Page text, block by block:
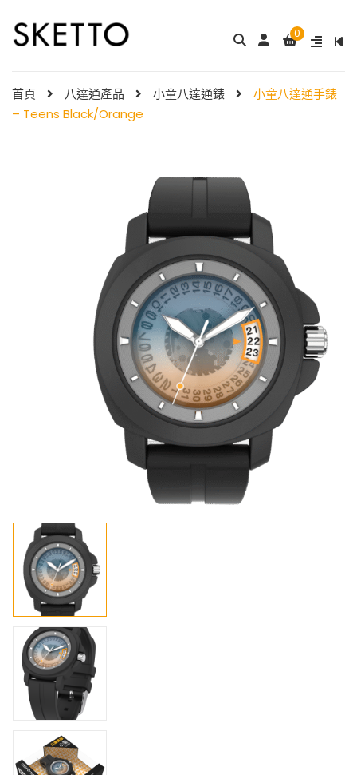
0
首頁 八達通產品 小童八達通錶
小童八達通手錶
– Teens Black/Orange
$ 288.00
Hello Kitty 小童尼龍錶
Hello Kitty 小童尼龍錶
98.00
$98.00
Little Twin Stars 小童尼龍 ...
小童尼龍錶帶 – 玫 ...
$88.00